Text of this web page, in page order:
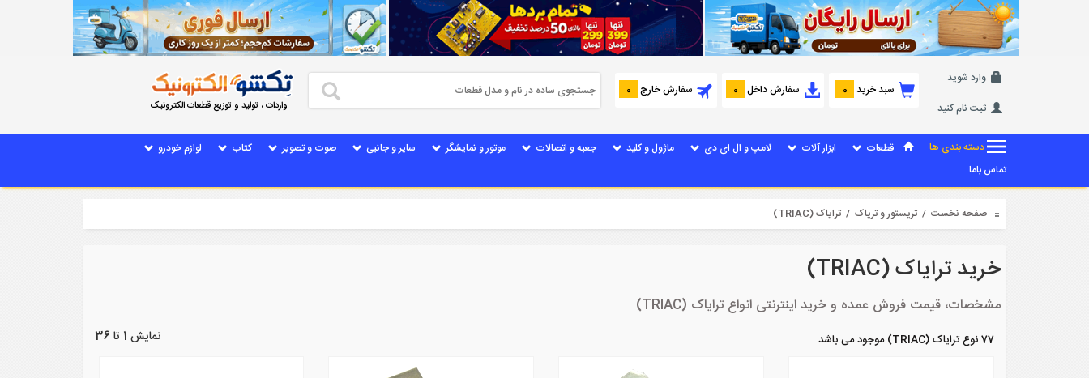
وارد شوید
ثبت نام کنید
سبد خرید 0 سفارش داخل 0 سفارش خارج 0
واردات ، تولید و توزیع قطعات الکترونیک
دسته بندی ها قطعات ابزار آلات لامپ و ال ای دی ماژول و کلید جعبه و اتصالات موتور و نمایشگر سایر و جانبی صوت و تصویر کتاب
لوازم خودرو
تماس باما
صفحه نخست / تریستور و تریاک / ترایاک (TRIAC)
خرید ترایاک (TRIAC)
مشخصات، قیمت فروش عمده و خرید اینترنتی انواع ترایاک (TRIAC)
77 نوع ترایاک (TRIAC) موجود می باشد نمایش 1 تا 36